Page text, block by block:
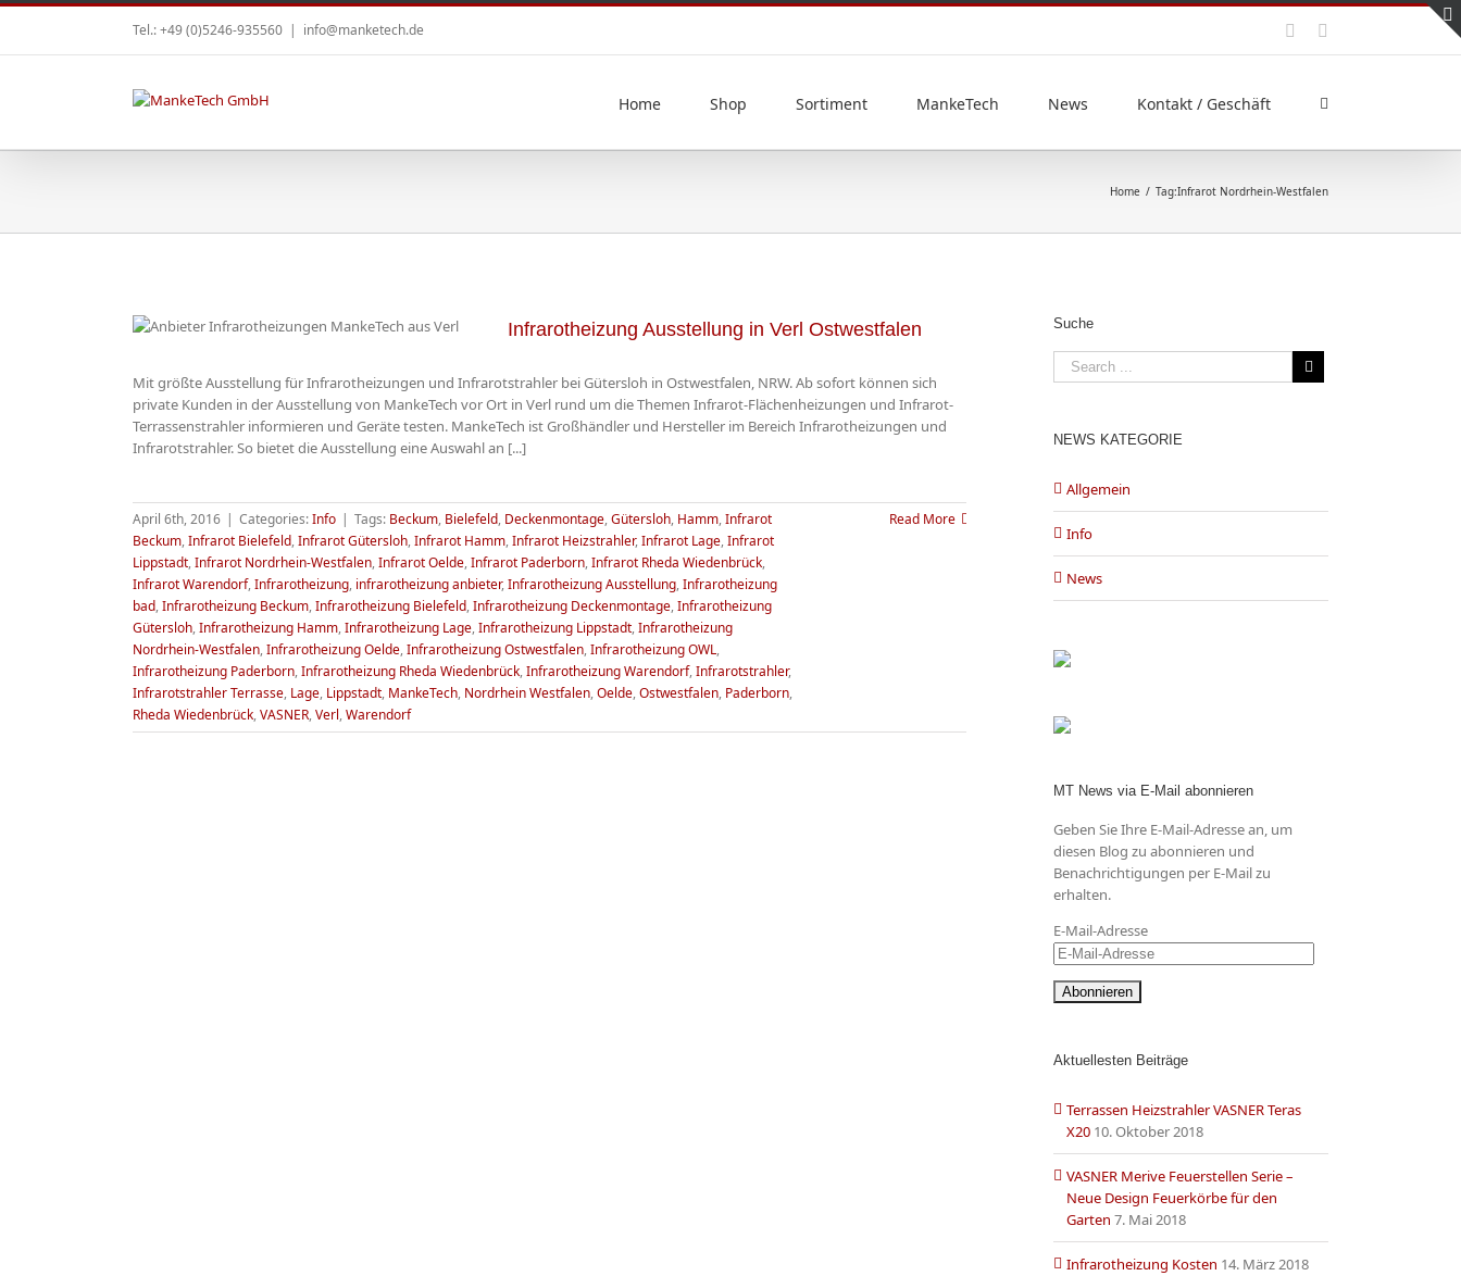
Tel.: +49 (0)5246-935560 | info@manketech.de
Home Shop Sortiment MankeTech News Kontakt / Geschäft
Home / Tag:Infrarot Nordrhein-Westfalen
Infrarotheizung Ausstellung in Verl Ostwestfalen
Mit größte Ausstellung für Infrarotheizungen und Infrarotstrahler bei Gütersloh in Ostwestfalen, NRW. Ab sofort können sich
private Kunden in der Ausstellung von MankeTech vor Ort in Verl rund um die Themen Infrarot-Flächenheizungen und Infrarot-
Terrassenstrahler informieren und Geräte testen. MankeTech ist Großhändler und Hersteller im Bereich Infrarotheizungen und
Infrarotstrahler. So bietet die Ausstellung eine Auswahl an [...]
April 6th, 2016 | Categories:Info | Tags: Beckum, Bielefeld, Deckenmontage,Gütersloh, Hamm,Infrarot
Beckum,Infrarot Bielefeld,Infrarot Gütersloh,Infrarot Hamm,Infrarot Heizstrahler,Infrarot Lage,Infrarot
Lippstadt,Infrarot Nordrhein-Westfalen,Infrarot Oelde,Infrarot Paderborn,Infrarot Rheda Wiedenbrück,
Infrarot Warendorf,Infrarotheizung, infrarotheizung anbieter,Infrarotheizung Ausstellung,Infrarotheizung
bad,Infrarotheizung Beckum,Infrarotheizung Bielefeld,Infrarotheizung Deckenmontage,Infrarotheizung
Gütersloh,Infrarotheizung Hamm,Infrarotheizung Lage,Infrarotheizung Lippstadt,Infrarotheizung
Nordrhein-Westfalen,Infrarotheizung Oelde,Infrarotheizung Ostwestfalen,Infrarotheizung OWL,
Infrarotheizung Paderborn,Infrarotheizung Rheda Wiedenbrück,Infrarotheizung Warendorf,Infrarotstrahler,
Infrarotstrahler Terrasse, Lage, Lippstadt, MankeTech, Nordrhein Westfalen,Oelde,Ostwestfalen, Paderborn,
Rheda Wiedenbrück,VASNER,Verl,Warendorf
Read More
Suche
NEWS KATEGORIE
Allgemein
Info
News
MT News via E-Mail abonnieren
Geben Sie Ihre E-Mail-Adresse an, um
diesen Blog zu abonnieren und
Benachrichtigungen per E-Mail zu
erhalten.
E-Mail-Adresse
Aktuellesten Beiträge
Terrassen Heizstrahler VASNER Teras
X20 10. Oktober 2018
VASNER Merive Feuerstellen Serie –
Neue Design Feuerkörbe für den
Garten 7. Mai 2018
Infrarotheizung Kosten 14. März 2018